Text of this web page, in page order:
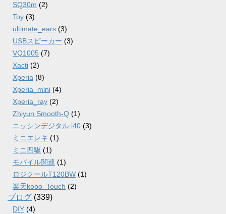
SQ30m (2)
Toy (3)
ultimate_ears (3)
USBスピーカー (3)
VQ1005 (7)
Xacti (2)
Xperia (8)
Xperia_mini (4)
Xperia_ray (2)
Zhiyun Smooth-Q (1)
ニッシンデジタル i40 (3)
ミニエレキ (1)
ミニ四駆 (1)
モバイル関連 (1)
ロジクールT120BW (1)
楽天kobo_Touch (2)
ブログ (339)
DIY (4)